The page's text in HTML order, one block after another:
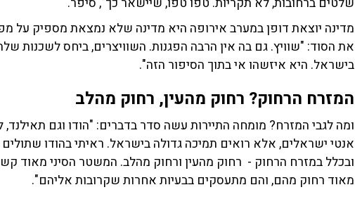
מדינה יוצאת דופן במערב אירופה היא מדינה שלא נמצאת מספיק על
את הסוד: "שוויץ. גם בה אין הרבה הפגנות. השוויצרים, ביחס לשכנות
בישראל. היא איזשהו אי בתוך הסיפור הזה".
המזרח הרחוק? רחוק מהעין, רחוק מהלב
ומה לגבי המזרח? מומחה התיירות עשה סדר בדברים: "הודו וגם
אנטי ישראלים, אלא רואים תמיכה גדולה בישראל. ראיתי בהודו
ובכלל במזרח הרחוק - רחוק מהעין ורחוק מהלב. המשטר הסיני מאוד
מאוד רחוק מהם, והם מתעסקים בבעיות אחרות שקרובות אליהם".